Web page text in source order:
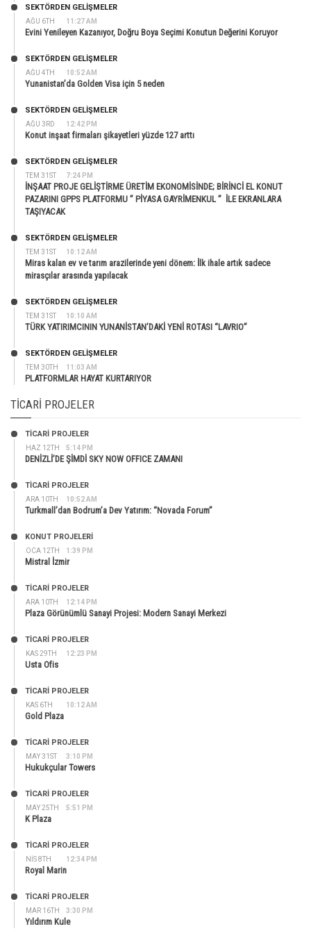
AĞU 6TH 11:27 AM
SEKTÖRDEN GELIŞMELER
Evini Yenileyen Kazanıyor, Doğru Boya Seçimi Konutun Değerini Koruyor
AĞU 4TH 10:52 AM
SEKTÖRDEN GELIŞMELER
Yunanistan’da Golden Visa için 5 neden
AĞU 3RD 12:42 PM
SEKTÖRDEN GELIŞMELER
Konut inşaat firmaları şikayetleri yüzde 127 arttı
TEM 31ST 7:24 PM
SEKTÖRDEN GELIŞMELER
İNŞAAT PROJE GELİŞTİRME ÜRETİM EKONOMİSİNDE; BİRİNCİ EL KONUT
PAZARINI GPPS PLATFORMU ” PİYASA GAYRİMENKUL ” İLE EKRANLARA
TAŞIYACAK
TEM 31ST 10:12 AM
SEKTÖRDEN GELIŞMELER
Miras kalan ev ve tarım arazilerinde yeni dönem: İlk ihale artık sadece
mirasçılar arasında yapılacak
TEM 31ST 10:10 AM
SEKTÖRDEN GELIŞMELER
TÜRK YATIRIMCININ YUNANİSTAN’DAKİ YENİ ROTASI “LAVRIO”
TEM 30TH 11:03 AM
SEKTÖRDEN GELIŞMELER
PLATFORMLAR HAYAT KURTARIYOR
TICARI PROJELER
HAZ 12TH 5:14 PM
TİCARİ PROJELER
DENİZLİ’DE ŞİMDİ SKY NOW OFFICE ZAMANI
ARA 10TH 10:52 AM
TİCARİ PROJELER
Turkmall’dan Bodrum’a Dev Yatırım: “Novada Forum”
OCA 12TH 1:39 PM
KONUT PROJELERI
Mistral İzmir
ARA 10TH 12:14 PM
TİCARİ PROJELER
Plaza Görünümlü Sanayi Projesi: Modern Sanayi Merkezi
KAS 29TH 12:23 PM
TİCARİ PROJELER
Usta Ofis
KAS 6TH 10:12 AM
TİCARİ PROJELER
Gold Plaza
MAY 31ST 3:10 PM
TİCARİ PROJELER
Hukukçular Towers
MAY 25TH 5:51 PM
TİCARİ PROJELER
K Plaza
NIS 8TH 12:34 PM
TİCARİ PROJELER
Royal Marin
MAR 16TH 3:30 PM
TİCARİ PROJELER
Yıldırım Kule